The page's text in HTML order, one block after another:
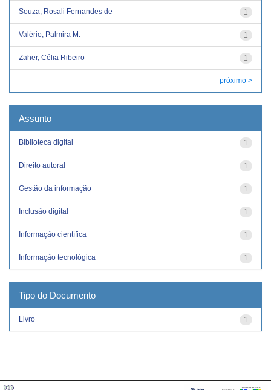
1
Souza, Rosali Fernandes de
1
Valério, Palmira M.
1
Zaher, Célia Ribeiro
próximo >
Assunto
1
Biblioteca digital
1
Direito autoral
1
Gestão da informação
1
Inclusão digital
1
Informação científica
1
Informação tecnológica
Tipo do Documento
1
Livro